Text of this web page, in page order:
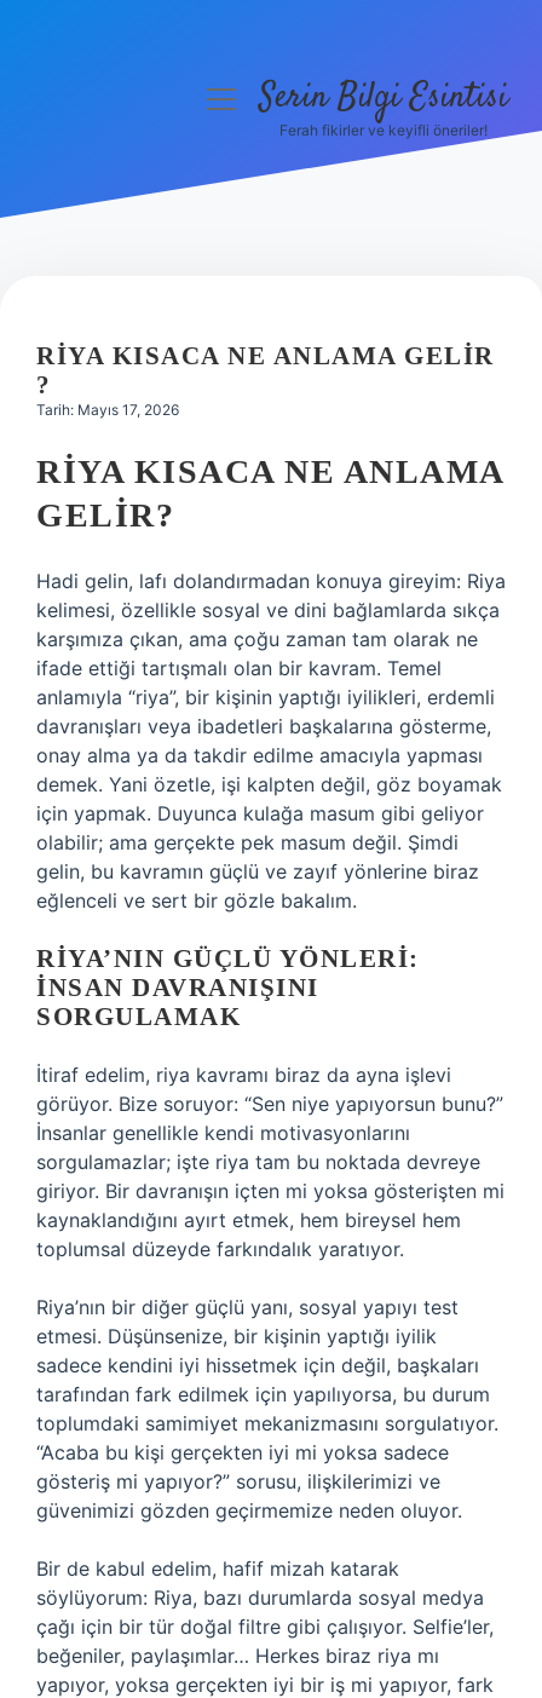
Hakkımızda
menüyüSerin Bilgi Esintisi
Ferah fikirler ve keyifli öneriler!
RIYA KISACA NE ANLAMA GELIR
?
Tarih: Mayıs 17, 2026
RIYA KISACA NE ANLAMA
GELIR?
Hadi gelin, lafı dolandırmadan konuya gireyim: Riya
kelimesi, özellikle sosyal ve dini bağlamlarda sıkça
karşımıza çıkan, ama çoğu zaman tam olarak ne
ifade ettiği tartışmalı olan bir kavram. Temel
anlamıyla “riya”, bir kişinin yaptığı iyilikleri, erdemli
davranışları veya ibadetleri başkalarına gösterme,
onay alma ya da takdir edilme amacıyla yapması
demek. Yani özetle, işi kalpten değil, göz boyamak
için yapmak. Duyunca kulağa masum gibi geliyor
olabilir; ama gerçekte pek masum değil. Şimdi
gelin, bu kavramın güçlü ve zayıf yönlerine biraz
eğlenceli ve sert bir gözle bakalım.
RIYA’NIN GÜÇLÜ YÖNLERI:
İNSAN DAVRANIŞINI
SORGULAMAK
İtiraf edelim, riya kavramı biraz da ayna işlevi
görüyor. Bize soruyor: “Sen niye yapıyorsun bunu?”
İnsanlar genellikle kendi motivasyonlarını
sorgulamazlar; işte riya tam bu noktada devreye
giriyor. Bir davranışın içten mi yoksa gösterişten mi
kaynaklandığını ayırt etmek, hem bireysel hem
toplumsal düzeyde farkındalık yaratıyor.
Riya’nın bir diğer güçlü yanı, sosyal yapıyı test
etmesi. Düşünsenize, bir kişinin yaptığı iyilik
sadece kendini iyi hissetmek için değil, başkaları
tarafından fark edilmek için yapılıyorsa, bu durum
toplumdaki samimiyet mekanizmasını sorgulatıyor.
“Acaba bu kişi gerçekten iyi mi yoksa sadece
gösteriş mi yapıyor?” sorusu, ilişkilerimizi ve
güvenimizi gözden geçirmemize neden oluyor.
Bir de kabul edelim, hafif mizah katarak
söylüyorum: Riya, bazı durumlarda sosyal medya
çağı için bir tür doğal filtre gibi çalışıyor. Selfie’ler,
beğeniler, paylaşımlar… Herkes biraz riya mı
yapıyor, yoksa gerçekten iyi bir iş mi yapıyor, fark